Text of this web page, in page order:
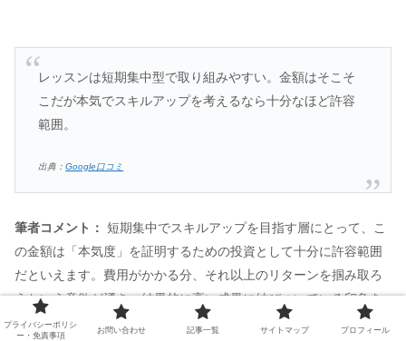
レッスンは短期集中型で取り組みやすい。金額はそこそ
こだが本気でスキルアップを考えるなら十分なほど許容
範囲。
出典：Google口コミ
筆者コメント：
短期集中でスキルアップを目指す層にとって、こ
の金額は「本気度」を証明するための投資として十分に許容範囲
だといえます。費用がかかる分、それ以上のリターンを掴み取ろ
うという意欲が湧き、結果的に高い成果に結びついている印象を
受けますね。
プライバシーポリシ
ー・免責事項
お問い合わせ 記事一覧 サイトマップ プロフィール